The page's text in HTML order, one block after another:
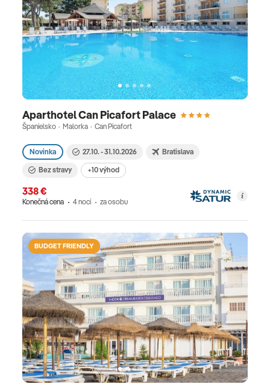
Aparthotel Can Picafort Palace
Španielsko · Malorka · Can Picafort
Novinka 27.10. - 31.10.2026 Bratislava
Bez stravy +10 výhod
338 €
Konečná cena 4 nocí za osobu
BUDGET FRIENDLY